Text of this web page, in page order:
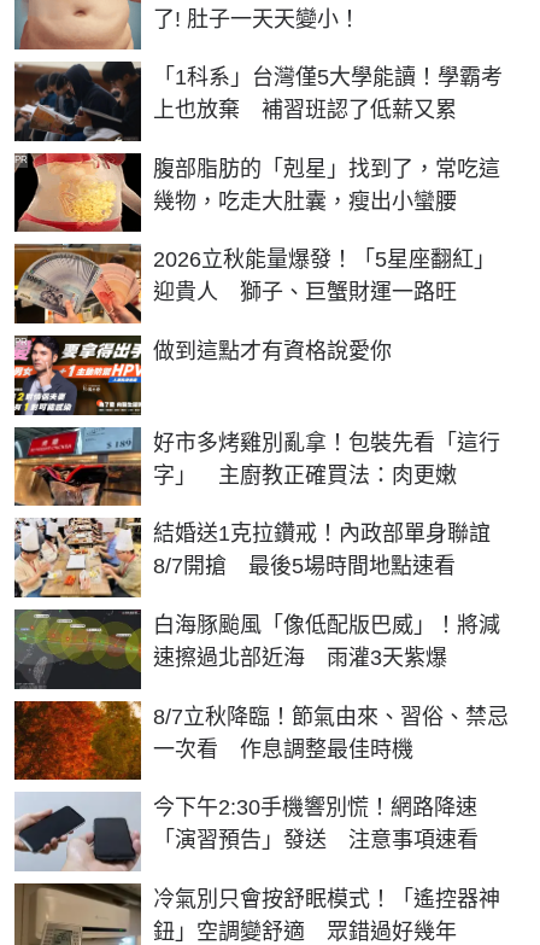
了! 肚子一天天變小！
「1科系」台灣僅5大學能讀！學霸考
上也放棄 補習班認了低薪又累
腹部脂肪的「剋星」找到了，常吃這
幾物，吃走大肚囊，瘦出小蠻腰
PR
2026立秋能量爆發！「5星座翻紅」
迎貴人 獅子、巨蟹財運一路旺
做到這點才有資格說愛你
PR
好市多烤雞別亂拿！包裝先看「這行
字」 主廚教正確買法：肉更嫩
結婚送1克拉鑽戒！內政部單身聯誼
8/7開搶 最後5場時間地點速看
白海豚颱風「像低配版巴威」！將減
速擦過北部近海 雨灌3天紫爆
8/7立秋降臨！節氣由來、習俗、禁忌
一次看 作息調整最佳時機
今下午2:30手機響別慌！網路降速
「演習預告」發送 注意事項速看
冷氣別只會按舒眠模式！「遙控器神
鈕」空調變舒適 眾錯過好幾年